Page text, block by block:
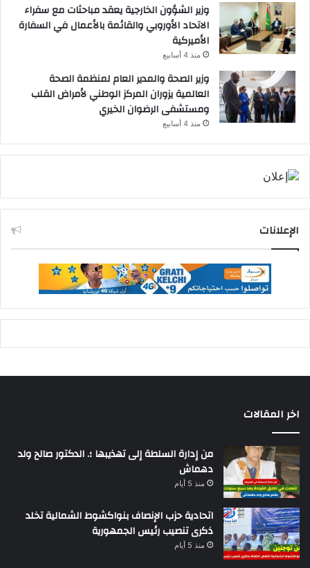
وزير الشؤون الخارجية يعقد مباحثات مع سفراء
الاتحاد الأوروبي والقائمة بالأعمال في السفارة
الأميركية
منذ 4 أسابيع
وزير الصحة والمدير العام لمنظمة الصحة
العالمية يزوران المركز الوطني لأمراض القلب
ومستشفى الرضوان الخيري
منذ 4 أسابيع
الإعلانات
اخر المقالات
من إدارة السلطة إلى تهذيبها ؛. الدكتور صالح ولد
دهماش
منذ 5 أيام
اتحادية حزب الإنصاف بنواكشوط الشمالية تخلد
ذكرى تنصيب رئيس الجمهورية
منذ 5 أيام